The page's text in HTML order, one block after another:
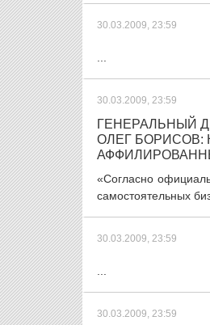
30.03.2009, 23:59
30.03.2009, 23:59
ГЕНЕРАЛЬНЫЙ
ОЛЕГ БОРИСОВ:
«Согласно
самостоятельных
30.03.2009, 23:59
30.03.2009, 23:59